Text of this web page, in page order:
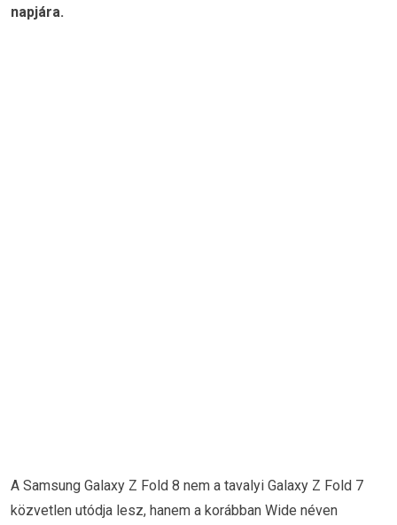
napjára.
A Samsung Galaxy Z Fold 8 nem a tavalyi Galaxy Z Fold 7
közvetlen utódja lesz, hanem a korábban Wide néven